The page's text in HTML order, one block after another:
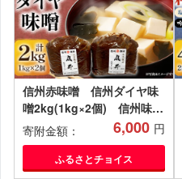
信州赤味噌 信州ダイヤ味
噌2kg(1kg×2個) 信州味噌
の丸井伊藤商店
【1576459】
寄附金額： 6,000 円
ふるさとチョイス